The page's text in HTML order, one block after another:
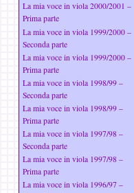
La mia voce in viola 2000/2001 –
Prima parte
La mia voce in viola 1999/2000 –
Seconda parte
La mia voce in viola 1999/2000 –
Prima parte
La mia voce in viola 1998/99 –
Seconda parte
La mia voce in viola 1998/99 –
Prima parte
La mia voce in viola 1997/98 –
Seconda parte
La mia voce in viola 1997/98 –
Prima parte
La mia voce in viola 1996/97 –